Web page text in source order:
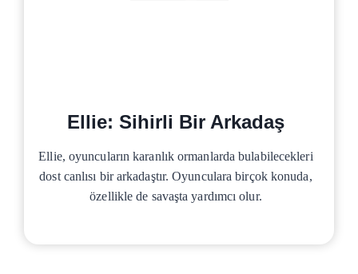
Ellie: Sihirli Bir Arkadaş
Ellie, oyuncuların karanlık ormanlarda bulabilecekleri
dost canlısı bir arkadaştır. Oyunculara birçok konuda,
özellikle de savaşta yardımcı olur.